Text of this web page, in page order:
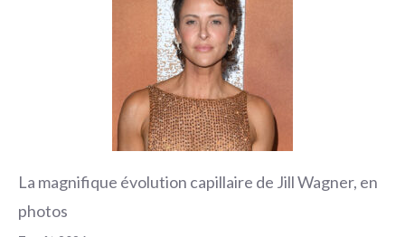
La magnifique évolution capillaire de Jill Wagner, en
photos